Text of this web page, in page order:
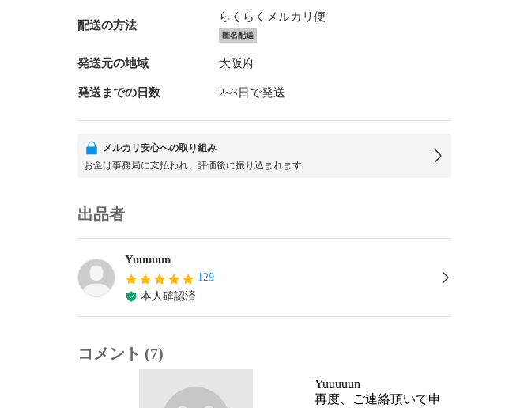
配送の方法
らくらくメルカリ便
匿名配送
発送元の地域 大阪府
発送までの日数 2~3日で発送
メルカリ安心への取り組み
お金は事務局に支払われ、評価後に振り込まれます
出品者
Yuuuuun
129
本人確認済
コメント (7)
Yuuuuun
再度、ご連絡頂いて申